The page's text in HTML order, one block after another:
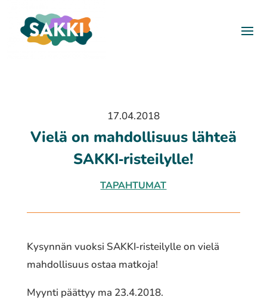
17.04.2018
Vielä on mahdol­li­suus lähteä
SAKKI‐risteilylle!
TAPAHTUMAT
Kysynnän vuoksi SAKKI‐risteilylle on vielä
mahdol­li­suus ostaa matkoja!
Myynti päättyy ma 23.4.2018.